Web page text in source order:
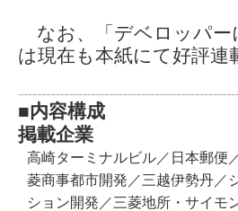
なお、「デベロッパ
は現在も本紙にて好評連
■内容構成
掲載企業
高崎ターミナルビル／日本郵便
菱商事都市開発／三越伊勢丹／
ション開発／三菱地所・サイモ